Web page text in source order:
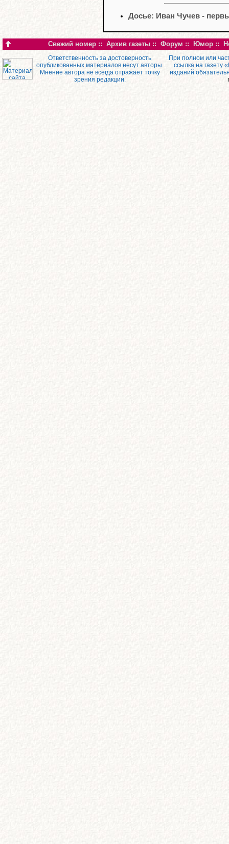
Досье: Иван Чучев -
Свежий номер :: Архив газеты :: Форум :: Юмор ::
Ответственность за достоверность
опубликованных материалов несут авторы.
Мнение автора не всегда отражает точку
зрения редакции.
При полном или
ссылка на газету
изданий